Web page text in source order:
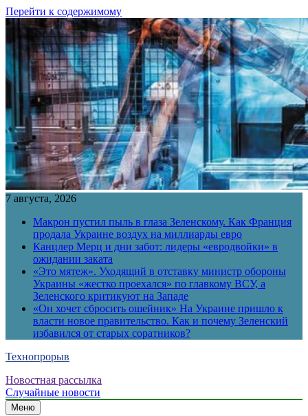
Перейти к содержимому
7 августа, 2026
Макрон пустил пыль в глаза Зеленскому. Как Франция
продала Украине воздух на миллиарды евро
Канцлер Мерц и дни забот: лидеры «евродвойки» в
ожидании заката
«Это мятеж». Уходящий в отставку министр обороны
Украины «жестко проехался» по главкому ВСУ, а
Зеленского критикуют на Западе
«Он хочет сбросить ошейник» На Украине пришло к
власти новое правительство. Как и почему Зеленский
избавился от старых соратников?
Технопрорыв
Новостная рассылка
Случайные новости
Меню